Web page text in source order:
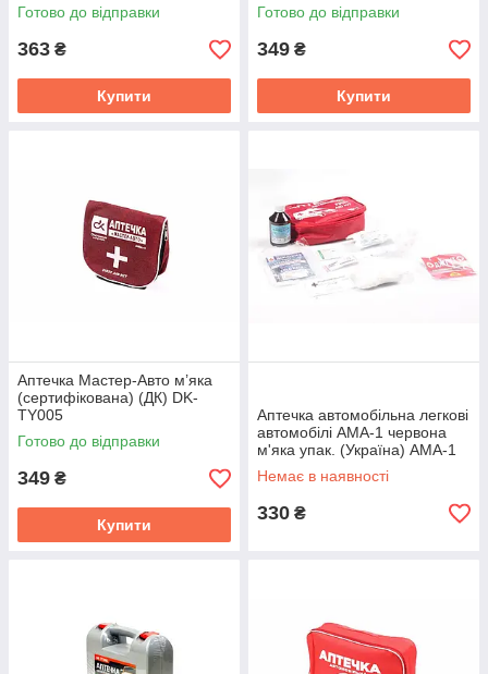
Готово до відправки
363 ₴
Купити
Готово до відправки
349 ₴
Купити
Аптечка Мастер-Авто м’яка
(сертифікована) (ДК) DK-
TY005
Готово до відправки
349 ₴
Купити
Аптечка автомобiльна легковi
автомобiлi АМА-1 червона
м'яка упак. (Україна) АМА-1
Немає в наявності
330 ₴